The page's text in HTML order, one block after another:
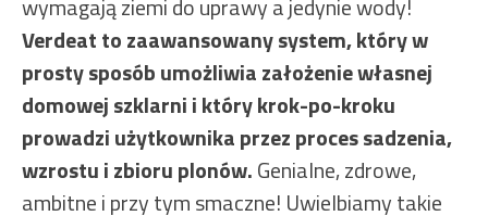
wymagają ziemi do uprawy a jedynie wody!
Verdeat to zaawansowany system, który w
prosty sposób umożliwia założenie własnej
domowej szklarni i który krok-po-kroku
prowadzi użytkownika przez proces sadzenia,
wzrostu i zbioru plonów.Genialne, zdrowe,
ambitne i przy tym smaczne! Uwielbiamy takie